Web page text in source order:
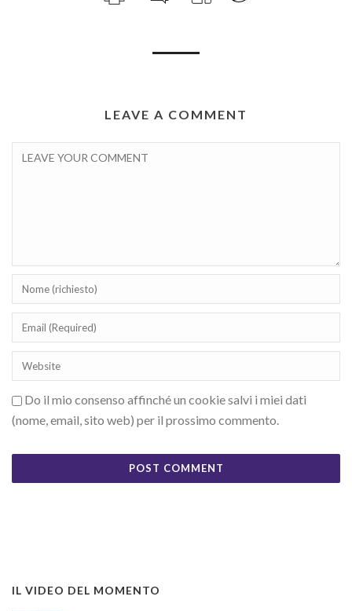
LEAVE A COMMENT
Do il mio consenso affinché un cookie salvi i miei dati
(nome, email, sito web) per il prossimo commento.
IL VIDEO DEL MOMENTO